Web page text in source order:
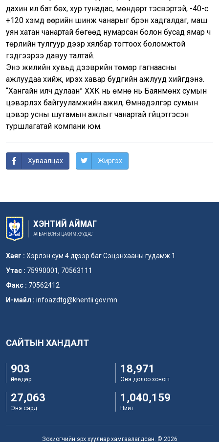
дахин илүү бат бөх, хур тунадас, мөндөрт тэсвэртэй, -40-с
+120 хэмд өөрийн шинж чанарыг бүрэн хадгалдаг, маш
уян хатан чанартай бөгөөд нумарсан болон бусад ямар ч
төрлийн тулгуур дээр хялбар тогтоох боломжтой
гэдгээрээ давуу талтай.
Энэ жилийн хувьд дээврийн төмөр гагнаасны
ажлуудаа хийж, ирэх хавар будгийн ажлууд хийгдэнэ.
“Хангайн илч дулаан” ХХК нь өмнө нь Баянмөнх сумын
цэвэрлэх байгууламжийн ажил, Өмнөдэлгэр сумын
цэвэр усны шугамын ажлыг чанартай гүйцэтгэсэн
туршлагатай компани юм.
Хуваалцах Жиргэх
ХЭНТИЙ АЙМАГ
АЛБАН ЁСНЫ ЦАХИМ ХУУДАС
Хаяг : Хэрлэн сум 4 дүгээр баг Сэцэнхааны гудамж 1
Утас : 75990001, 70563111
Факс : 70562412
И-майл : infoazdtg@khentii.gov.mn
САЙТЫН ХАНДАЛТ
903
Өнөөдөр
18,971
Энэ долоо хоногт
27,063
Энэ сард
1,040,159
Нийт
Зохиогчийн эрх хуулиар хамгаалагдсан. © 2026